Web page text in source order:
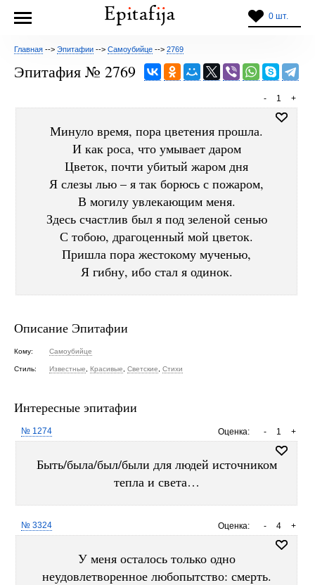
0 шт.
Главная --> Эпитафии --> Самоубийце --> 2769
Эпитафия № 2769
+
1
-
Минуло время, пора цветения прошла.
И как роса, что умывает даром
Цветок, почти убитый жаром дня
Я слезы лью – я так борюсь с пожаром,
В могилу увлекающим меня.
Здесь счастлив был я под зеленой сенью
С тобою, драгоценный мой цветок.
Пришла пора жестокому мученью,
Я гибну, ибо стал я одинок.
Описание Эпитафии
Кому: Самоубийце
Стиль: Известные Красивые Светские Стихи
Интересные эпитафии
Оценка: +
1
-
№ 1274
Быть/была/был/были для людей источником
тепла и света…
Оценка: +
4
-
№ 3324
У меня осталось только одно
неудовлетворенное любопытство: смерть.